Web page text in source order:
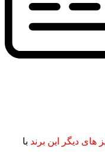
های دیگر این برند با